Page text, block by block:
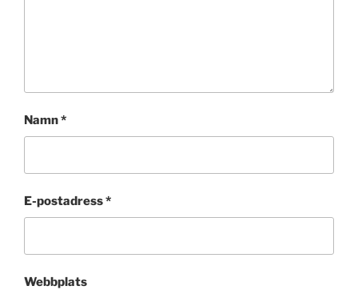
Namn*
E-postadress*
Webbplats